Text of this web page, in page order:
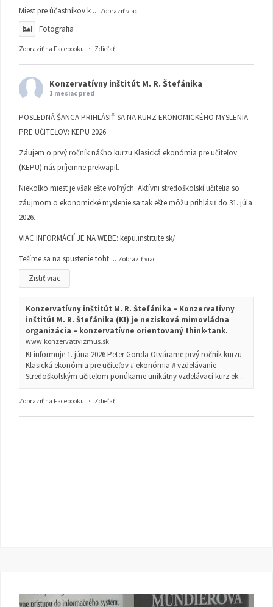
Miest pre účastníkov k ... Zobraziť viac
Fotografia
Zobraziť na Facebooku · Zdieľať
Konzervatívny inštitút M. R. Štefánika
1 mesiac pred
POSLEDNÁ ŠANCA PRIHLÁSIŤ SA NA KURZ EKONOMICKÉHO MYSLENIA
PRE UČITEĽOV: KEPU 2026
Záujem o prvý ročník nášho kurzu Klasická ekonómia pre učiteľov
(KEPU) nás príjemne prekvapil.
Niekoľko miest je však ešte voľných. Aktívni stredoškolskí učitelia so
záujmom o ekonomické myslenie sa tak ešte môžu prihlásiť do 31. júla
2026.
VIAC INFORMÁCIÍ JE NA WEBE: kepu.institute.sk/
Tešíme sa na spustenie toht ... Zobraziť viac
Zistiť viac
Konzervatívny inštitút M. R. Štefánika – Konzervatívny
inštitút M. R. Štefánika (KI) je nezisková mimovládna
organizácia – konzervatívne orientovaný think-tank.
www.konzervativizmus.sk
KI informuje 1. júna 2026 Peter Gonda Otvárame prvý ročník kurzu
Klasická ekonómia pre učiteľov # ekonómia # vzdelávanie
Stredoškolským učiteľom ponúkame unikátny vzdelávací kurz ek...
Zobraziť na Facebooku · Zdieľať